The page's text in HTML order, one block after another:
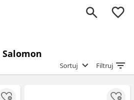
0
Salomon
Sortuj Filtruj